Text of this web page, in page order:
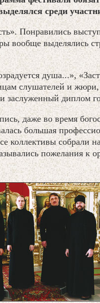
среди
Понравились
вообще выделялись
душа...»,
слушателей и
заслуженный диплом
даже во время
большая
коллективы собрали
пожелания к